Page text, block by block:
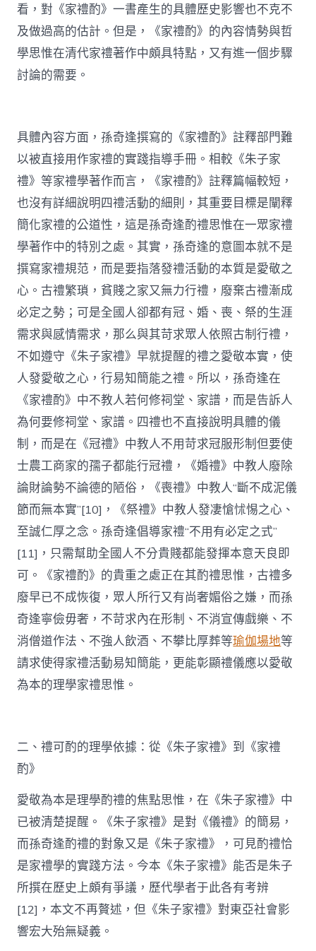
看，對《家禮酌》一書產生的具體歷史影響也不克不
及做過高的估計。但是，《家禮酌》的內容情勢與哲
學思惟在清代家禮著作中頗具特點，又有進一個步驟
討論的需要。
具體內容方面，孫奇逢撰寫的《家禮酌》註釋部門難
以被直接用作家禮的實踐指導手冊。相較《朱子家
禮》等家禮學著作而言，《家禮酌》註釋篇幅較短，
也沒有詳細說明四禮活動的細則，其重要目標是闡釋
簡化家禮的公道性，這是孫奇逢酌禮思惟在一眾家禮
學著作中的特別之處。其實，孫奇逢的意圖本就不是
撰寫家禮規范，而是要指落發禮活動的本質是愛敬之
心。古禮繁瑣，貧賤之家又無力行禮，廢棄古禮漸成
必定之勢；可是全國人卻都有冠、婚、喪、祭的生涯
需求與感情需求，那么與其苛求眾人依照古制行禮，
不如遵守《朱子家禮》早就提醒的禮之愛敬本實，使
人發愛敬之心，行易知簡能之禮。所以，孫奇逢在
《家禮酌》中不教人若何修祠堂、家譜，而是告訴人
為何要修祠堂、家譜。四禮也不直接說明具體的儀
制，而是在《冠禮》中教人不用苛求冠服形制但要使
士農工商家的孺子都能行冠禮，《婚禮》中教人廢除
論財論勢不論德的陋俗，《喪禮》中教人“斷不成泥儀
節而無本實”[10]，《祭禮》中教人發凄愴怵惕之心、
至誠仁厚之念。孫奇逢倡導家禮“不用有必定之式”
[11]，只需幫助全國人不分貴賤都能發揮本意天良即
可。《家禮酌》的貴重之處正在其酌禮思惟，古禮多
廢早已不成恢復，眾人所行又有尚奢媚俗之嫌，而孫
奇逢寧儉毋奢，不苛求內在形制、不消宣傳戲樂、不
消僧道作法、不強人飲酒、不攀比厚葬等瑜伽場地等
請求使得家禮活動易知簡能，更能彰顯禮儀應以愛敬
為本的理學家禮思惟。
二、禮可酌的理學依據：從《朱子家禮》到《家禮
酌》
愛敬為本是理學酌禮的焦點思惟，在《朱子家禮》中
已被清楚提醒。《朱子家禮》是對《儀禮》的簡易，
而孫奇逢酌禮的對象又是《朱子家禮》，可見酌禮恰
是家禮學的實踐方法。今本《朱子家禮》能否是朱子
所撰在歷史上頗有爭議，歷代學者于此各有考辨
[12]，本文不再贅述，但《朱子家禮》對東亞社會影
響宏大殆無疑義。